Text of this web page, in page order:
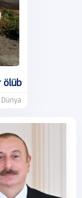
ölüb
Dünya